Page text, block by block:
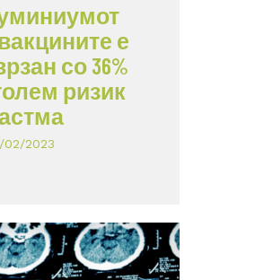
е
со 36%
ризик
02/2023